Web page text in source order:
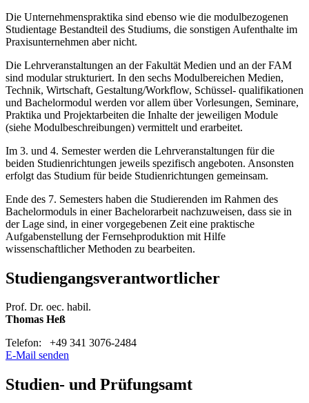
Die Unternehmenspraktika sind ebenso wie die modulbezogenen
Studientage Bestandteil des Studiums, die sonstigen Aufenthalte im
Praxisunternehmen aber nicht.
Die Lehrveranstaltungen an der Fakultät Medien und an der FAM
sind modular strukturiert. In den sechs Modulbereichen Medien,
Technik, Wirtschaft, Gestaltung/Workflow, Schüssel- qualifikationen
und Bachelormodul werden vor allem über Vorlesungen, Seminare,
Praktika und Projektarbeiten die Inhalte der jeweiligen Module
(siehe Modulbeschreibungen) vermittelt und erarbeitet.
Im 3. und 4. Semester werden die Lehrveranstaltungen für die
beiden Studienrichtungen jeweils spezifisch angeboten. Ansonsten
erfolgt das Studium für beide Studienrichtungen gemeinsam.
Ende des 7. Semesters haben die Studierenden im Rahmen des
Bachelormoduls in einer Bachelorarbeit nachzuweisen, dass sie in
der Lage sind, in einer vorgegebenen Zeit eine praktische
Aufgabenstellung der Fernsehproduktion mit Hilfe
wissenschaftlicher Methoden zu bearbeiten.
Studiengangsverantwortlicher
Prof. Dr. oec. habil.
Thomas Heß
Telefon: +49 341 3076-2484
E-Mail senden
Studien- und Prüfungsamt